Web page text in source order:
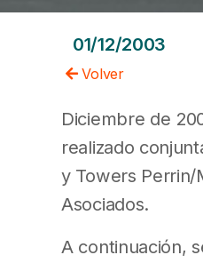
01/12/2003
Volver
Diciembre de
realizado
y Towers Perrin/
Asociados.
A continuación,